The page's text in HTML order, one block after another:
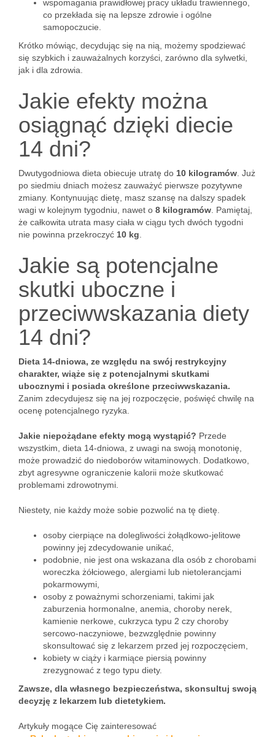
wspomagania prawidłowej pracy układu trawiennego,
co przekłada się na lepsze zdrowie i ogólne
samopoczucie.
Krótko mówiąc, decydując się na nią, możemy spodziewać
się szybkich i zauważalnych korzyści, zarówno dla sylwetki,
jak i dla zdrowia.
Jakie efekty można
osiągnąć dzięki diecie
14 dni?
Dwutygodniowa dieta obiecuje utratę do 10 kilogramów . Już
po siedmiu dniach możesz zauważyć pierwsze pozytywne
zmiany. Kontynuując dietę, masz szansę na dalszy spadek
wagi w kolejnym tygodniu, nawet o 8 kilogramów . Pamiętaj,
że całkowita utrata masy ciała w ciągu tych dwóch tygodni
nie powinna przekroczyć 10 kg
Jakie są potencjalne
skutki uboczne i
przeciwwskazania diety
14 dni?
Dieta 14-dniowa, ze względu na swój restrykcyjny
charakter, wiąże się z potencjalnymi skutkami
ubocznymi i posiada określone przeciwwskazania.
Zanim zdecydujesz się na jej rozpoczęcie, poświęć chwilę na
ocenę potencjalnego ryzyka.
Jakie niepożądane efekty mogą wystąpić? Przede
wszystkim, dieta 14-dniowa, z uwagi na swoją monotonię,
może prowadzić do niedoborów witaminowych. Dodatkowo,
zbyt agresywne ograniczenie kalorii może skutkować
problemami zdrowotnymi.
Niestety, nie każdy może sobie pozwolić na tę dietę.
osoby cierpiące na dolegliwości żołądkowo-jelitowe
powinny jej zdecydowanie unikać,
podobnie, nie jest ona wskazana dla osób z chorobami
woreczka żółciowego, alergiami lub nietolerancjami
pokarmowymi,
osoby z poważnymi schorzeniami, takimi jak
zaburzenia hormonalne, anemia, choroby nerek,
kamienie nerkowe, cukrzyca typu 2 czy choroby
sercowo-naczyniowe, bezwzględnie powinny
skonsultować się z lekarzem przed jej rozpoczęciem,
kobiety w ciąży i karmiące piersią powinny
zrezygnować z tego typu diety.
Zawsze, dla własnego bezpieczeństwa, skonsultuj swoją
decyzję z lekarzem lub dietetykiem.
Artykuły mogące Cię zainteresować